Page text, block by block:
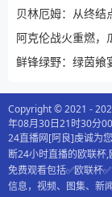
贝林厄姆：从终结
阿克伦战火重燃，
鲜锋绿野：绿茵飨
Copyright © 2021 -
年08月30日21时30分
24直播网[阿良]虔诚为
断24小时直播的欧联杯
免费观看包括✅欧联杯
信息，视频、图集、新